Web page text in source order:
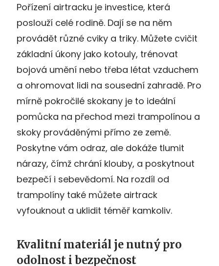
Pořízení airtracku je investice, která
poslouží celé rodině. Dají se na něm
provádět různé cviky a triky. Můžete cvičit
základní úkony jako kotouly, trénovat
bojová umění nebo třeba létat vzduchem
a ohromovat lidi na sousední zahradě. Pro
mírně pokročilé skokany je to ideální
pomůcka na přechod mezi trampolínou a
skoky prováděnými přímo ze země.
Poskytne vám odraz, ale dokáže tlumit
nárazy, čímž chrání klouby, a poskytnout
bezpečí i sebevědomí. Na rozdíl od
trampolíny také můžete airtrack
vyfouknout a uklidit téměř kamkoliv.
Kvalitní materiál je nutný pro
odolnost i bezpečnost